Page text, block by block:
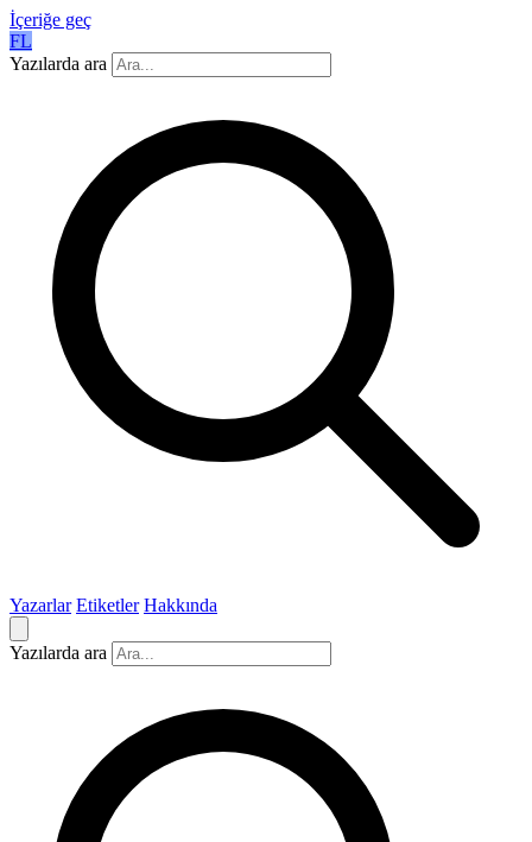
İçeriğe geç
FL
Yazılarda ara
Yazarlar Etiketler Hakkında
Yazılarda ara